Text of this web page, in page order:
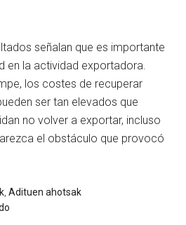
señalan que es importante
en la actividad exportadora.
los costes de recuperar
ser tan elevados que
no volver a exportar, incluso
el obstáculo que provocó
,Adituen ahotsak